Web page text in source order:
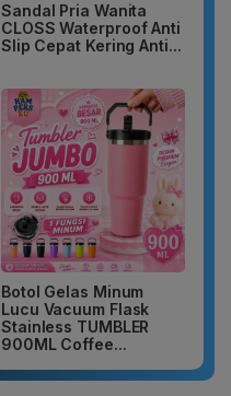
Sandal Pria Wanita
CLOSS Waterproof Anti
Slip Cepat Kering Anti...
Botol Gelas Minum
Lucu Vacuum Flask
Stainless TUMBLER
900ML Coffee...